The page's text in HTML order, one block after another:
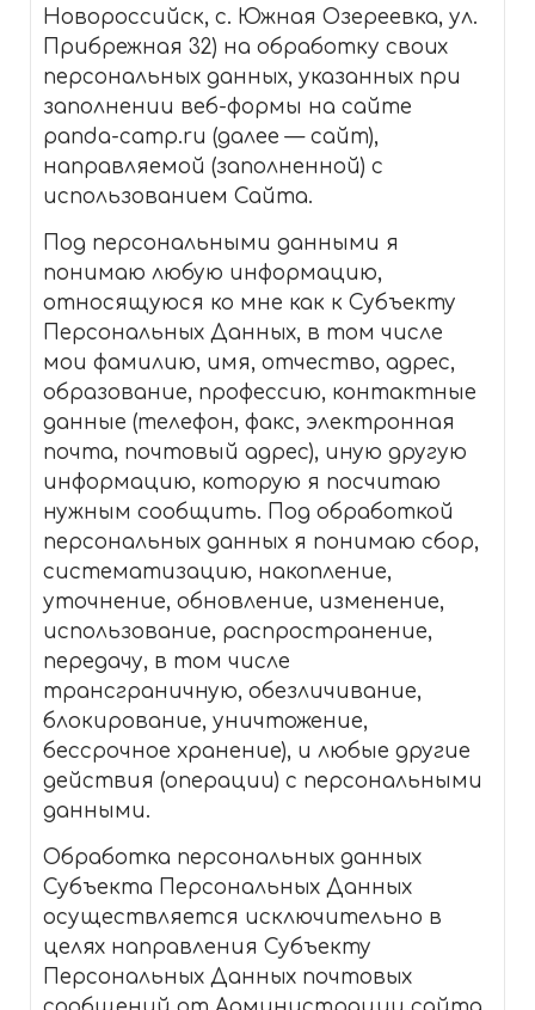
Новороссийск, с. Южная Озереевка, ул.
Прибрежная 32) на обработку своих
персональных данных, указанных при
заполнении веб-формы на сайте
panda-camp.ru (далее — сайт),
направляемой (заполненной) с
использованием Сайта.
Под персональными данными я
понимаю любую информацию,
относящуюся ко мне как к Субъекту
Персональных Данных, в том числе
мои фамилию, имя, отчество, адрес,
образование, профессию, контактные
данные (телефон, факс, электронная
почта, почтовый адрес), иную другую
информацию, которую я посчитаю
нужным сообщить. Под обработкой
персональных данных я понимаю сбор,
систематизацию, накопление,
уточнение, обновление, изменение,
использование, распространение,
передачу, в том числе
трансграничную, обезличивание,
блокирование, уничтожение,
бессрочное хранение), и любые другие
действия (операции) с персональными
данными.
Обработка персональных данных
Субъекта Персональных Данных
осуществляется исключительно в
целях направления Субъекту
Персональных Данных почтовых